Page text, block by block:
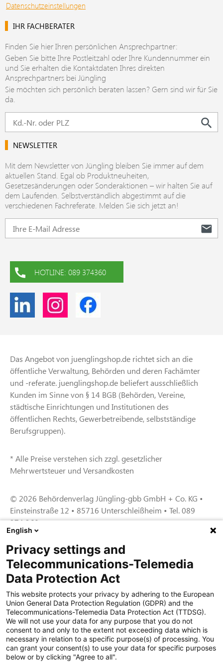
Datenschutzeinstellungen
IHR FACHBERATER
Finden Sie hier Ihren persönlichen Ansprechpartner:
Geben Sie bitte Ihre Postleitzahl oder Ihre Kundennummer ein
und Sie erhalten die Kontaktdaten Ihres direkten
Ansprechpartners bei Jüngling
Sie möchten sich persönlich beraten lassen? Gern sind wir für Sie
da.
NEWSLETTER
Mit dem Newsletter von Jüngling bleiben Sie immer auf dem
aktuellen Stand. Egal ob Produktneuheiten,
Gesetzesänderungen oder Sonderaktionen – wir halten Sie auf
dem Laufenden. Selbstverständlich abgestimmt auf die
verschiedenen Fachreferate. Melden Sie sich jetzt an!
HOTLINE: 089 374360
Das Angebot von juenglingshop.de richtet sich an die
öffentliche Verwaltung, Behörden und deren Fachämter
und -referate. juenglingshop.de beliefert ausschließlich
Kunden im Sinne von § 14 BGB (Behörden, Vereine,
städtische Einrichtungen und Institutionen des
öffentlichen Rechts, Gewerbetreibende, selbstständige
Berufsgruppen).
* Alle Preise verstehen sich zzgl. gesetzlicher
Mehrwertsteuer und Versandkosten
© 2026 Behördenverlag Jüngling-gbb GmbH + Co. KG •
Einsteinstraße 12 • 85716 Unterschleißheim • Tel. 089
374 360
Zertifiziert für das Sicherheitsmanagem
entsystem unter TU4® durch TÜViT Essen
Zertifiziert für das QM-System nach DIN EN
ISO 9001: 2015, Reg.-Nr. 44 100 091350
durch TÜV NORD CERT
Zertifiziert für Sicherheits- und
English
Privacy settings and
Telecommunications-Telemedia
Data Protection Act
This website protects your privacy by adhering to the European
Union General Data Protection Regulation (GDPR) and the
Telecommunications-Telemedia Data Protection Act (TTDSG).
We will not use your data for any purpose that you do not
consent to and only to the extent not exceeding data which is
necessary in relation to a specific purpose(s) of processing. You
can grant your consent(s) to use your data for specific purposes
below or by clicking "Agree to all".